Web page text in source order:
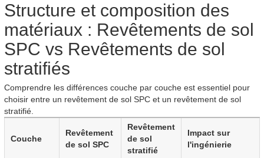
Structure et composition des
matériaux : Revêtements de sol
SPC vs Revêtements de sol
stratifiés
Comprendre les différences couche par couche est essentiel pour
choisir entre un revêtement de sol SPC et un revêtement de sol
stratifié.
Couche
Revêtement
de sol SPC
Revêtement
de sol
stratifié
Impact sur
l'ingénierie